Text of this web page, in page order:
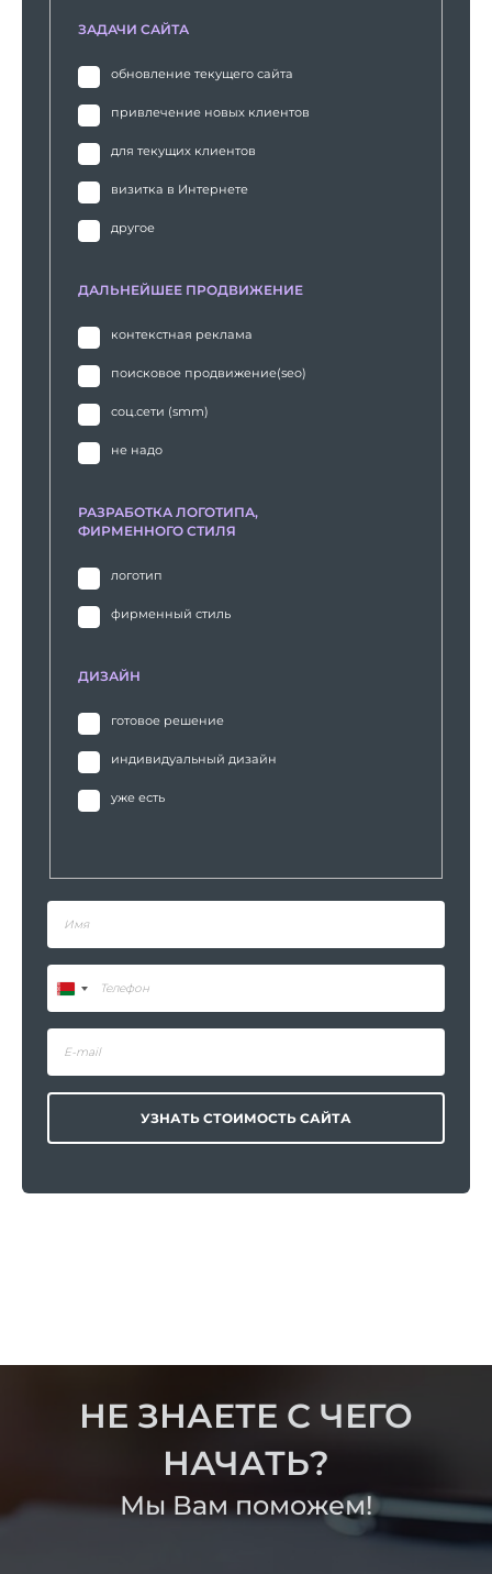
ЗАДАЧИ САЙТА
обновление текущего сайта
привлечение новых клиентов
для текущих клиентов
визитка в Интернете
другое
ДАЛЬНЕЙШЕЕ ПРОДВИЖЕНИЕ
контекстная реклама
поисковое продвижение(seo)
соц.сети (smm)
не надо
РАЗРАБОТКА ЛОГОТИПА,
ФИРМЕННОГО СТИЛЯ
логотип
фирменный стиль
ДИЗАЙН
готовое решение
индивидуальный дизайн
уже есть
УЗНАТЬ СТОИМОСТЬ САЙТА
НЕ ЗНАЕТЕ С ЧЕГО
НАЧАТЬ?
Мы Вам поможем!